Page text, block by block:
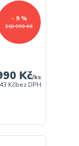
210 990 Kč
- 9 %
Kč/ks
Kčbez DPH